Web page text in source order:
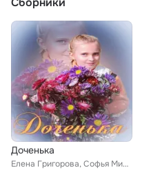
Доченька
Елена Григорова, Софья Миронова